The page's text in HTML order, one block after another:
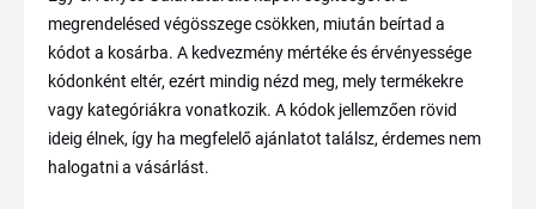
megrendelésed végösszege csökken, miután beírtad a
kódot a kosárba. A kedvezmény mértéke és érvényessége
kódonként eltér, ezért mindig nézd meg, mely termékekre
vagy kategóriákra vonatkozik. A kódok jellemzően rövid
ideig élnek, így ha megfelelő ajánlatot találsz, érdemes nem
halogatni a vásárlást.